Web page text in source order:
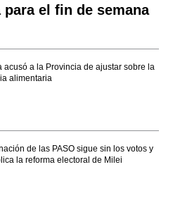
el fin de semana
acusó a la Provincia de ajustar sobre la
alimentaria
de las PASO sigue sin los votos y
la reforma electoral de Milei